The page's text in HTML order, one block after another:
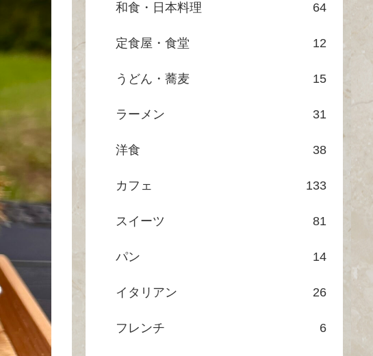
和食・日本料理 64
定食屋・食堂 12
うどん・蕎麦 15
ラーメン 31
洋食 38
カフェ 133
スイーツ 81
パン 14
イタリアン 26
フレンチ 6